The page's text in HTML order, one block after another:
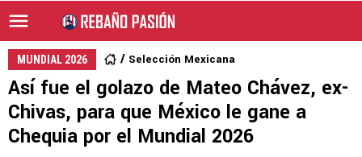
MUNDIAL 2026 Selección Mexicana
Así fue el golazo de Mateo Chávez, ex-
Chivas, para que México le gane a
Chequia por el Mundial 2026